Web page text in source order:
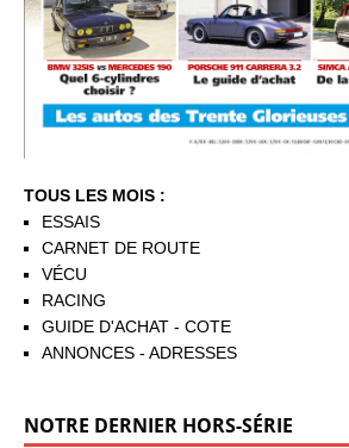
TOUS LES MOIS :
ESSAIS
CARNET DE ROUTE
VÉCU
RACING
GUIDE D'ACHAT - COTE
ANNONCES - ADRESSES
NOTRE DERNIER HORS-SÉRIE